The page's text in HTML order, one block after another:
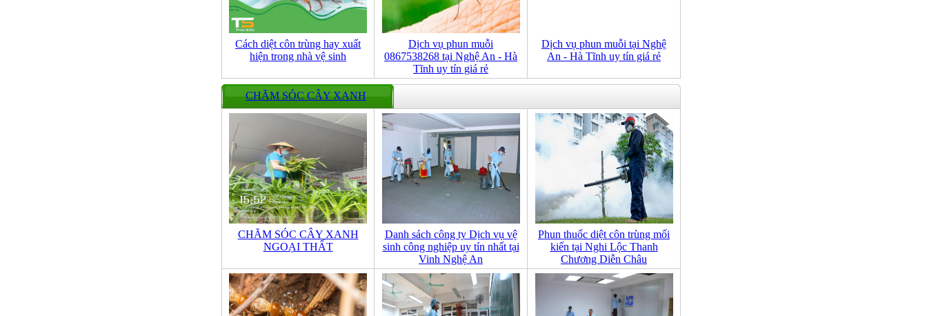
Cách diệt côn trùng hay xuất
hiện trong nhà vệ sinh
Dịch vụ phun muỗi
0867538268 tại Nghệ An - Hà
Tĩnh uy tín giá rẻ
Dịch vụ phun muỗi tại Nghệ
An - Hà Tĩnh uy tín giá rẻ
CHĂM SÓC CÂY XANH
CHĂM SÓC CÂY XANH
NGOẠI THẤT
Danh sách công ty Dịch vụ vệ
sinh công nghiệp uy tín nhất tại
Vinh Nghệ An
Phun thuốc diệt côn trùng mối
kiến tại Nghi Lộc Thanh
Chương Diễn Châu